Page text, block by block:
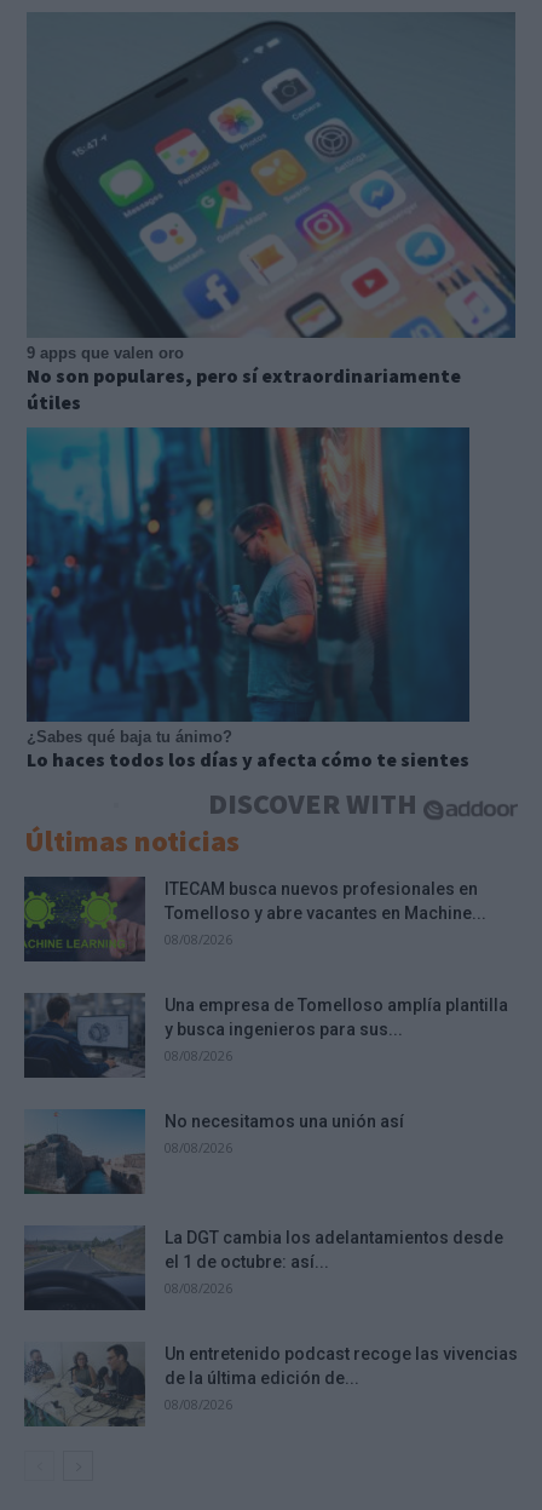
9 apps que valen oro
No son populares, pero sí extraordinariamente
útiles
¿Sabes qué baja tu ánimo?
Lo haces todos los días y afecta cómo te sientes
DISCOVER WITH
Últimas noticias
ITECAM busca nuevos profesionales en
Tomelloso y abre vacantes en Machine...
08/08/2026
Una empresa de Tomelloso amplía plantilla
y busca ingenieros para sus...
08/08/2026
No necesitamos una unión así
08/08/2026
La DGT cambia los adelantamientos desde
el 1 de octubre: así...
08/08/2026
Un entretenido podcast recoge las vivencias
de la última edición de...
08/08/2026